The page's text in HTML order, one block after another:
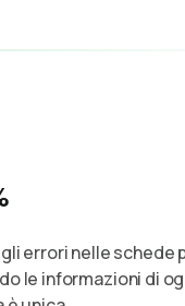
errori nelle schede
le informazioni di